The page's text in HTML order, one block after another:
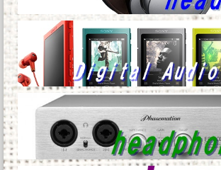
Powered by livedoor 相互RSS